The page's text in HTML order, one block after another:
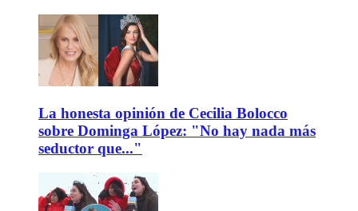
La honesta opinión de Cecilia Bolocco
sobre Dominga López: "No hay nada más
seductor que..."